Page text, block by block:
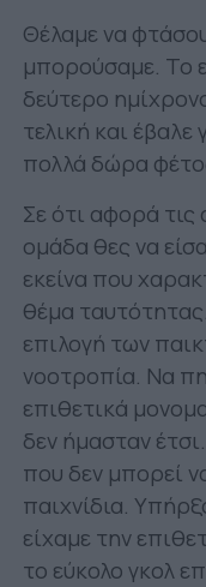
Θέλαμε να
μπορούσαμε. Το
δεύτερο
τελική και
πολλά δώρα
Σε ότι αφορά τις
ομάδα θες να
εκείνα που
θέμα
επιλογή των
νοοτροπία. Να
επιθετικά
δεν ήμασταν
που δεν μπορεί
παιχνίδια.
είχαμε την
το εύκολο γκολ